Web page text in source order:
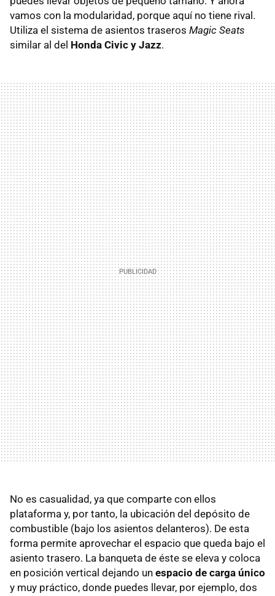
vamos con la modularidad, porque aquí no tiene rival.
Utiliza el sistema de asientos traseros Magic Seats
similar al del Honda Civic y Jazz.
No es casualidad, ya que comparte con ellos
plataforma y, por tanto, la ubicación del depósito de
combustible (bajo los asientos delanteros). De esta
forma permite aprovechar el espacio que queda bajo el
asiento trasero. La banqueta de éste se eleva y coloca
en posición vertical dejando un espacio de carga único
y muy práctico, donde puedes llevar, por ejemplo, dos